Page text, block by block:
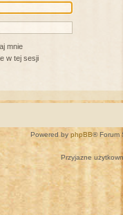
mnie
w tej sesji
Powered by phpBB® Forum
Przyjazne